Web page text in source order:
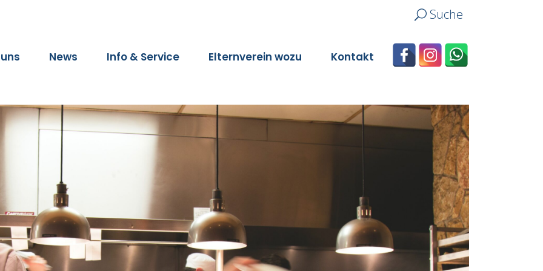
Suche
News Info & Service Elternverein wozu Kontakt